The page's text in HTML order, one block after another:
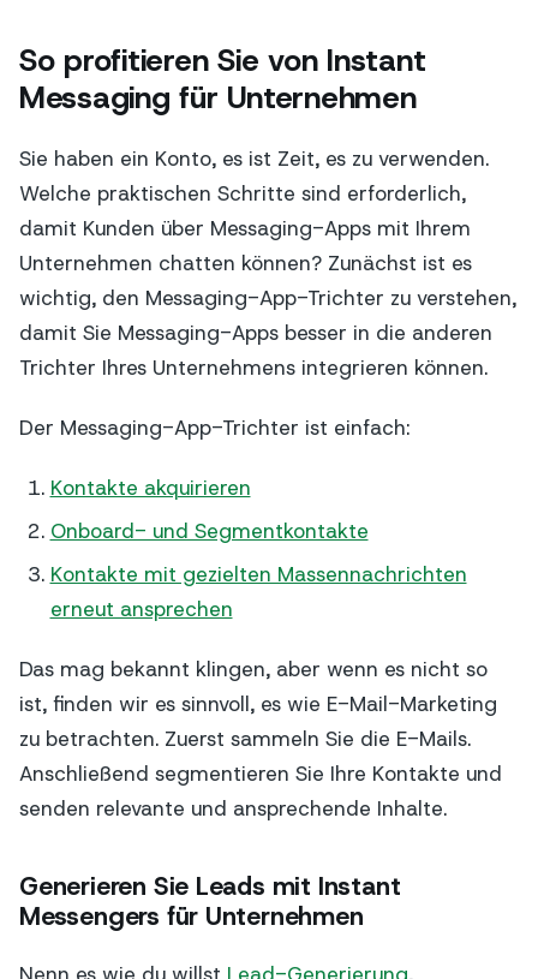
So profitieren Sie von Instant
Messaging für Unternehmen
Sie haben ein Konto, es ist Zeit, es zu verwenden.
Welche praktischen Schritte sind erforderlich,
damit Kunden über Messaging-Apps mit Ihrem
Unternehmen chatten können? Zunächst ist es
wichtig, den Messaging-App-Trichter zu verstehen,
damit Sie Messaging-Apps besser in die anderen
Trichter Ihres Unternehmens integrieren können.
Der Messaging-App-Trichter ist einfach:
Kontakte akquirieren
Onboard- und Segmentkontakte
Kontakte mit gezielten Massennachrichten
erneut ansprechen
Das mag bekannt klingen, aber wenn es nicht so
ist, finden wir es sinnvoll, es wie E-Mail-Marketing
zu betrachten. Zuerst sammeln Sie die E-Mails.
Anschließend segmentieren Sie Ihre Kontakte und
senden relevante und ansprechende Inhalte.
Generieren Sie Leads mit Instant
Messengers für Unternehmen